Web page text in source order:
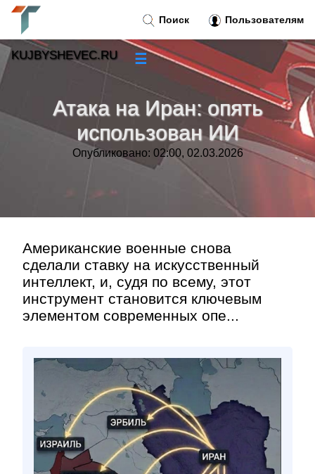
Атака на Иран: опять
использован ИИ
Опубликовано: 02:00, 02.03.2026
Американские военные снова
сделали ставку на искусственный
интеллект, и, судя по всему, этот
инструмент становится ключевым
элементом современных опе...
Поиск Пользователям
KUJBYSHEVEC.RU ☰
»
Тренды новостей »
»
Контакт»